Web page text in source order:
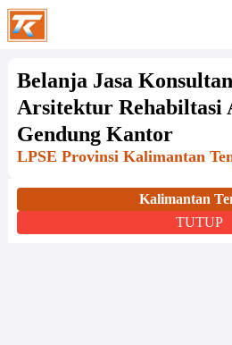
Belanja Jasa
Arsitektur Rehabiltasi
Gendung Kantor
LPSE Provinsi Kalimantan
Kalimantan
TUTUP